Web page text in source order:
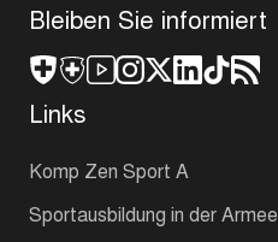
Bleiben Sie informiert
Links
Komp Zen Sport A
Sportausbildung in der Armee